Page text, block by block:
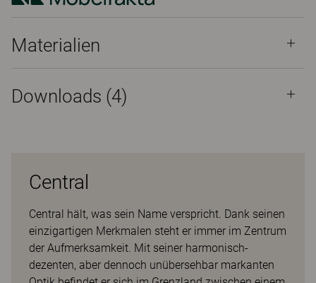
Materialien
Downloads (4)
Central
Central hält, was sein Name verspricht. Dank seinen
einzigartigen Merkmalen steht er immer im Zentrum
der Aufmerksamkeit. Mit seiner harmonisch-
dezenten, aber dennoch unübersehbar markanten